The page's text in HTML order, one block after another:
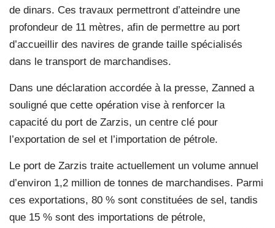
de dinars. Ces travaux permettront d’atteindre une
profondeur de 11 mètres, afin de permettre au port
d’accueillir des navires de grande taille spécialisés
dans le transport de marchandises.
Dans une déclaration accordée à la presse, Zanned a
souligné que cette opération vise à renforcer la
capacité du port de Zarzis, un centre clé pour
l’exportation de sel et l’importation de pétrole.
Le port de Zarzis traite actuellement un volume annuel
d’environ 1,2 million de tonnes de marchandises. Parmi
ces exportations, 80 % sont constituées de sel, tandis
que 15 % sont des importations de pétrole,